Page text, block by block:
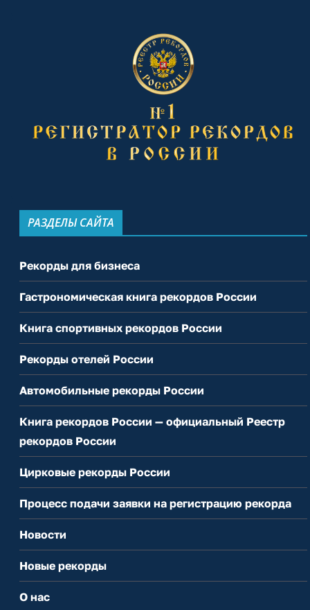
РАЗДЕЛЫ САЙТА
Рекорды для бизнеса
Гастрономическая книга рекордов России
Книга спортивных рекордов России
Рекорды отелей России
Автомобильные рекорды России
Книга рекордов России — официальный Реестр
рекордов России
Цирковые рекорды России
Процесс подачи заявки на регистрацию рекорда
Новости
Новые рекорды
О нас